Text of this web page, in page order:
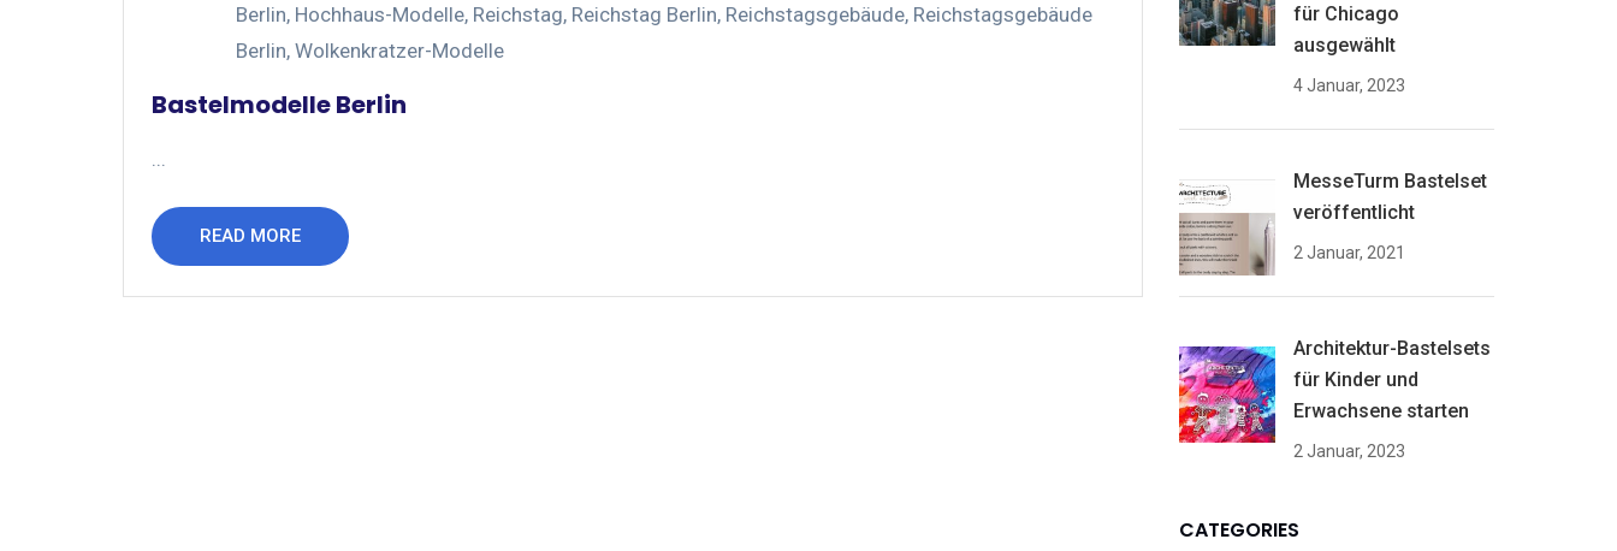
Berlin, Hochhaus-Modelle, Reichstag, Reichstag Berlin, Reichstagsgebäude, Reichstagsgebäude
Berlin, Wolkenkratzer-Modelle
Bastelmodelle Berlin
READ MORE
für Chicago
ausgewählt
4 Januar, 2023
MesseTurm Bastelset
veröffentlicht
2 Januar, 2021
Architektur-Bastelsets
für Kinder und
Erwachsene starten
2 Januar, 2023
CATEGORIES